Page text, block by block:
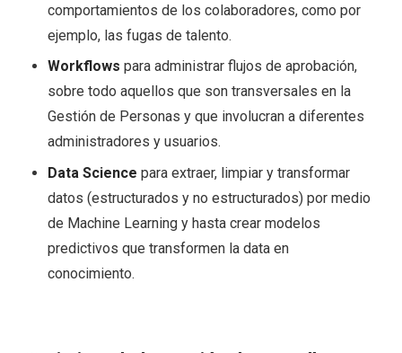
comportamientos de los colaboradores, como por
ejemplo, las fugas de talento.
Workflows para administrar flujos de aprobación,
sobre todo aquellos que son transversales en la
Gestión de Personas y que involucran a diferentes
administradores y usuarios.
Data Science para extraer, limpiar y transformar
datos (estructurados y no estructurados) por medio
de Machine Learning y hasta crear modelos
predictivos que transformen la data en
conocimiento.